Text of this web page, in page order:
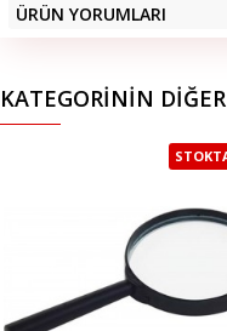
ÜRÜN YORUMLARI
KATEGORININ